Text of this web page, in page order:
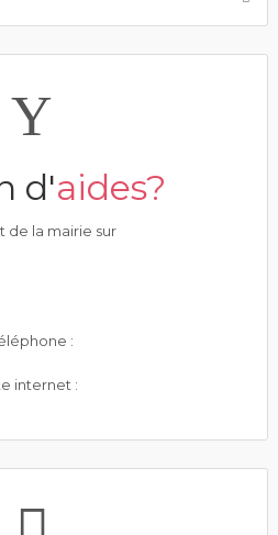
d'aides?
de la mairie sur
:
internet :